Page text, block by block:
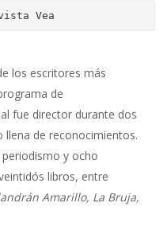
Vea
los escritores más
de
fue director durante dos
llena de reconocimientos.
y ocho
libros, entre
Amarillo, La Bruja,